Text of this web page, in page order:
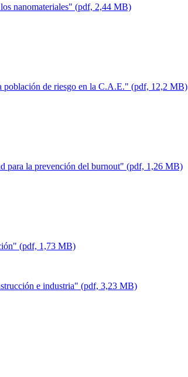
nanomateriales" (pdf, 2,44 MB)
población de riesgo en la C.A.E." (pdf, 12,2 MB)
para la prevención del burnout" (pdf, 1,26 MB)
(pdf, 1,73 MB)
e industria" (pdf, 3,23 MB)